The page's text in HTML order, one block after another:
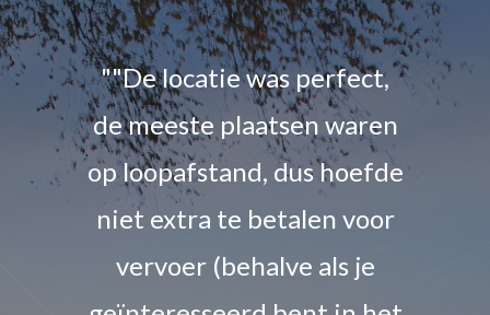
""De locatie was perfect,
de meeste plaatsen waren
op loopafstand, dus hoefde
niet extra te betalen voor
vervoer (behalve als je